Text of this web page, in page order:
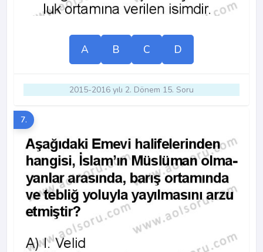
A B C D
2015-2016 yılı 2. Dönem 15. Soru
7.